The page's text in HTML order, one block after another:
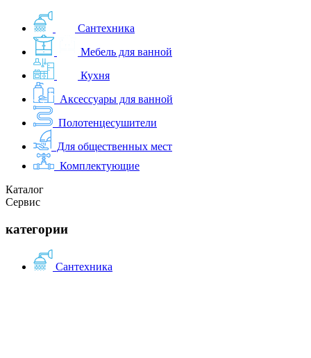
Сантехника
Мебель для ванной
Кухня
Аксессуары для ванной
Полотенцесушители
Для общественных мест
Комплектующие
Каталог
Сервис
категории
Сантехника